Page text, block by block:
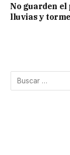
No guarden
lluvias y